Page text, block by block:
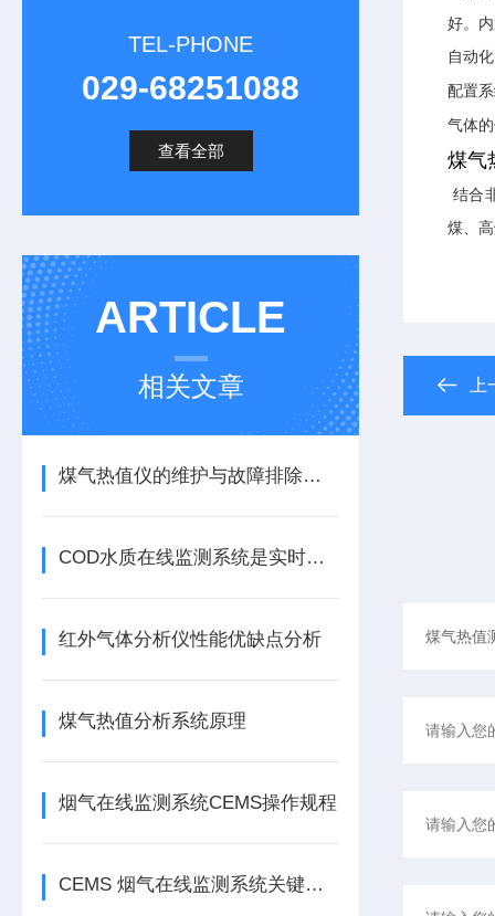
TEL-PHONE
029-68251088
查看全部
ARTICLE
相关文章
煤气热值仪的维护与故障排除技巧
COD水质在线监测系统是实时、连续的水质监测设备
红外气体分析仪性能优缺点分析
煤气热值分析系统原理
烟气在线监测系统CEMS操作规程
CEMS 烟气在线监测系统关键技术优势有哪些？
好。
自动
配置
气体
煤气
结合
煤、